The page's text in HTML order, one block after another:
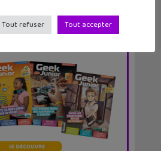
Tout refuser Tout accepter